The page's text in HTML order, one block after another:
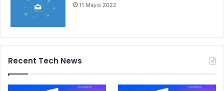
11 Mayıs 2022
Recent Tech News